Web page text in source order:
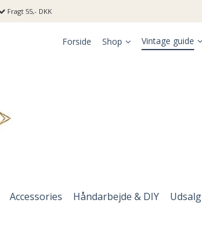
Fragt 55,- DKK
Forside Shop Vintage guide
Accessories Håndarbejde & DIY Udsalg